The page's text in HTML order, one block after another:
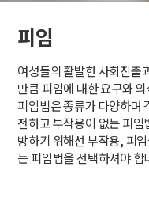
피임
여성들의 활발한 사회진출
만큼 피임에 대한 요구와
피임법은 종류가 다양하며
전하고 부작용이 없는 피
방하기 위해선 부작용, 피
는 피임법을 선택하셔야 합